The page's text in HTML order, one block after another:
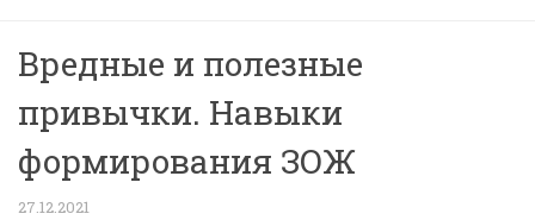
Вредные и полезные
привычки. Навыки
формирования ЗОЖ
27.12.2021